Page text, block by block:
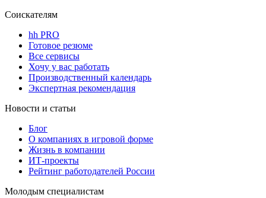
Соискателям
hh PRO
Готовое резюме
Все сервисы
Хочу у вас работать
Производственный календарь
Экспертная рекомендация
Новости и статьи
Блог
О компаниях в игровой форме
Жизнь в компании
ИТ-проекты
Рейтинг работодателей России
Молодым специалистам